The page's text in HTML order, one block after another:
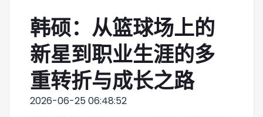
韩硕：从篮球场上的
新星到职业生涯的多
重转折与成长之路
2026-06-25 06:48:52